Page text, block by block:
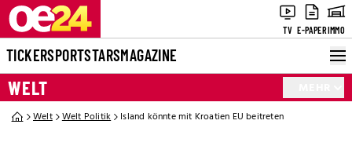
TV E-PAPERIMMO
TICKERSPORTSTARSMAGAZINE
WELT
Welt Welt Politik Island könnte mit Kroatien EU beitreten